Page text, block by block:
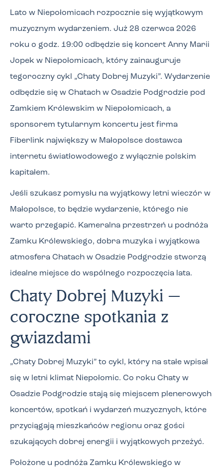
Lato w Niepołomicach rozpocznie się wyjątkowym
muzycznym wydarzeniem. Już 28 czerwca 2026
roku o godz. 19:00 odbędzie się koncert Anny Marii
Jopek w Niepołomicach, który zainauguruje
tegoroczny cykl „Chaty Dobrej Muzyki”. Wydarzenie
odbędzie się w Chatach w Osadzie Podgrodzie pod
Zamkiem Królewskim w Niepołomicach, a
sponsorem tytularnym koncertu jest firma
Fiberlink największy w Małopolsce dostawca
internetu światłowodowego z wyłącznie polskim
kapitałem.
Jeśli szukasz pomysłu na wyjątkowy letni wieczór w
Małopolsce, to będzie wydarzenie, którego nie
warto przegapić. Kameralna przestrzeń u podnóża
Zamku Królewskiego, dobra muzyka i wyjątkowa
atmosfera Chatach w Osadzie Podgrodzie stworzą
idealne miejsce do wspólnego rozpoczęcia lata.
Chaty Dobrej Muzyki –
coroczne spotkania z
gwiazdami
„Chaty Dobrej Muzyki” to cykl, który na stałe wpisał
się w letni klimat Niepołomic. Co roku Chaty w
Osadzie Podgrodzie stają się miejscem plenerowych
koncertów, spotkań i wydarzeń muzycznych, które
przyciągają mieszkańców regionu oraz gości
szukających dobrej energii i wyjątkowych przeżyć.
Położone u podnóża Zamku Królewskiego w